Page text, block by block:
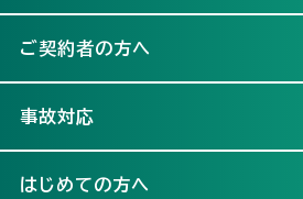
ご契約者の方へ
事故対応
はじめての方へ